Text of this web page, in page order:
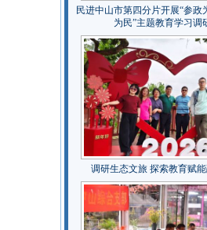
民进中山市第四分片开展“参政
为民”主题教育学习调
调研生态文旅 探索教育赋